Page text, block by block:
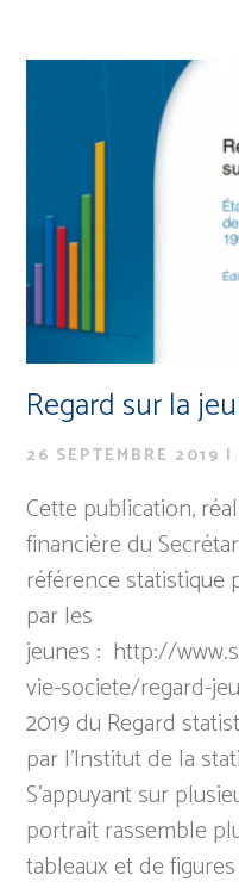
Regard sur la
26 SEPTEMBRE 2019 |
Cette publication,
financière du
référence statistique
par les
jeunes : http://
vie-societe/regard-
2019 du Regard
par l’Institut de la
S’appuyant sur
portrait rassemble
tableaux et de